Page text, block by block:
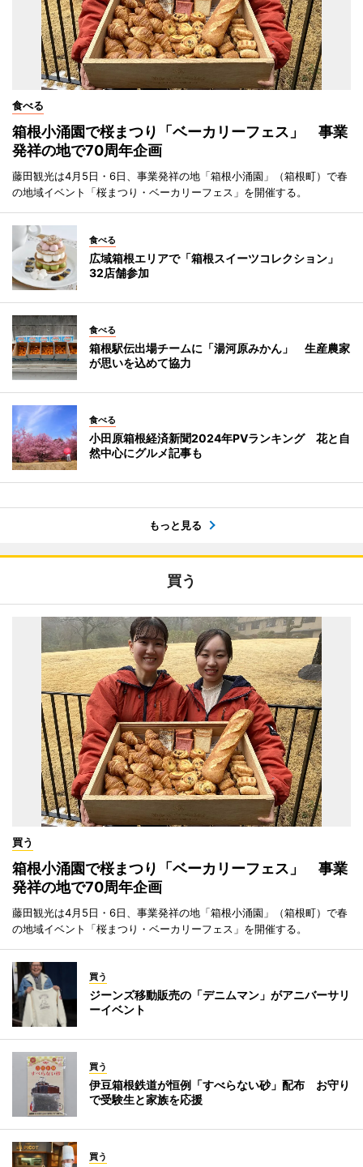
食べる
箱根小涌園で桜まつり「ベーカリーフェス」 事業
発祥の地で70周年企画
藤田観光は4月5日・6日、事業発祥の地「箱根小涌園」（箱根町）で春
の地域イベント「桜まつり・ベーカリーフェス」を開催する。
食べる
広域箱根エリアで「箱根スイーツコレクション」
32店舗参加
食べる
箱根駅伝出場チームに「湯河原みかん」 生産農家
が思いを込めて協力
食べる
小田原箱根経済新聞2024年PVランキング 花と自
然中心にグルメ記事も
もっと見る
買う
買う
箱根小涌園で桜まつり「ベーカリーフェス」 事業
発祥の地で70周年企画
藤田観光は4月5日・6日、事業発祥の地「箱根小涌園」（箱根町）で春
の地域イベント「桜まつり・ベーカリーフェス」を開催する。
買う
ジーンズ移動販売の「デニムマン」がアニバーサリ
ーイベント
買う
伊豆箱根鉄道が恒例「すべらない砂」配布 お守り
で受験生と家族を応援
買う